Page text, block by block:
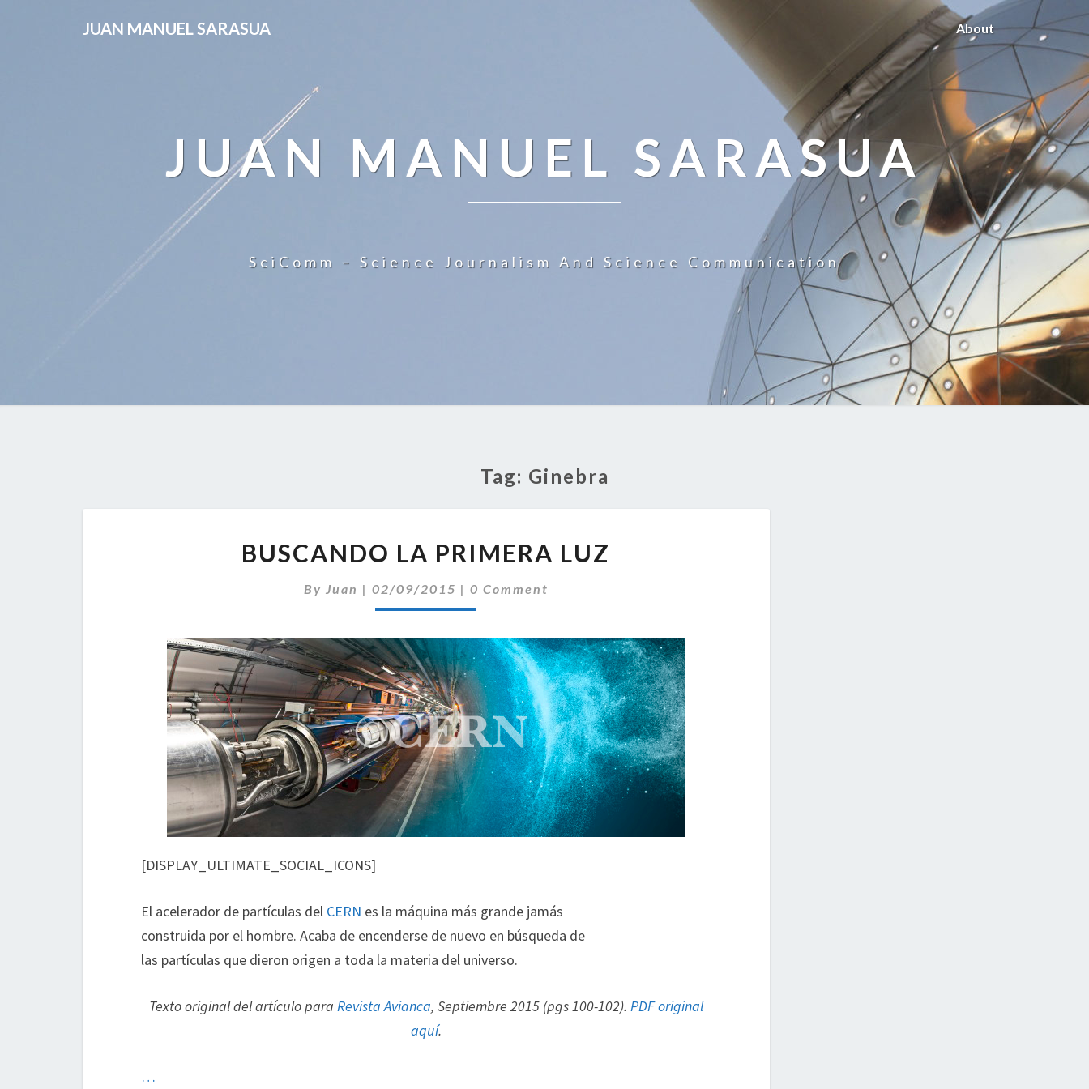
JUAN MANUEL SARASUA About
JUAN MANUEL SARASUA
SciComm – Science Journalism And Science Communication
Tag: Ginebra
LA
LUZ
BUSCANDO LA PRIMERA LUZ
By Juan | 02/09/2015 | Comments
0 Comment
[DISPLAY_ULTIMATE_SOCIAL_ICONS]
El acelerador de partículas del CERN es la máquina más grande jamás
construida por el hombre. Acaba de encenderse de nuevo en búsqueda de
las partículas que dieron origen a toda la materia del universo.
Texto original del artículo para Revista Avianca, Septiembre 2015 (pgs 100-102). PDF original
aquí.
…